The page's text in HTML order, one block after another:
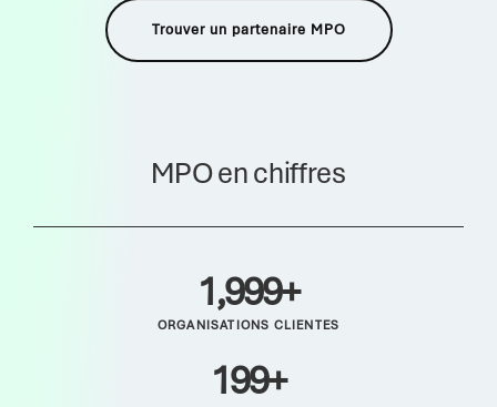
Trouver un partenaire MPO
MPO en chiffres
ORGANISATIONS CLIENTES
2,000+
200+